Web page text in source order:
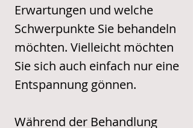
Erwartungen und welche
Schwerpunkte Sie behandeln
möchten. Vielleicht möchten
Sie sich auch einfach nur eine
Entspannung gönnen.
Während der Behandlung